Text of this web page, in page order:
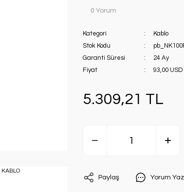
0 Yorum
Kategori
Kablo
Stok Kodu
Garanti Süresi
24 Ay
Fiyat
93,00
5.309,21 TL
Paylaş Yorum Yaz